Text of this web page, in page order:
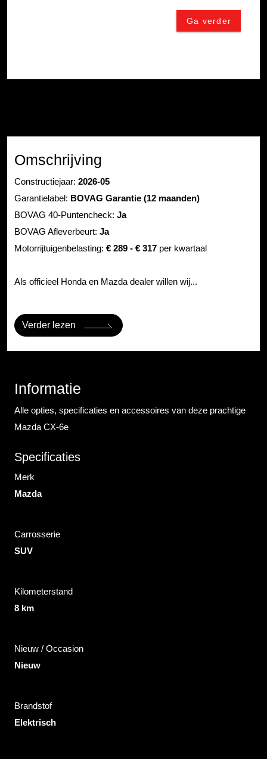
Omschrijving
Constructiejaar: 2026-05
Garantielabel: BOVAG Garantie (12 maanden)
BOVAG 40-Puntencheck: Ja
BOVAG Afleverbeurt: Ja
Motorrijtuigenbelasting: € 289 - € 317 per kwartaal
Als officieel Honda en Mazda dealer willen wij...
Verder lezen
Informatie
Alle opties, specificaties en accessoires van deze prachtige
Mazda CX-6e
Specificaties
Merk
Mazda
Carrosserie
SUV
Kilometerstand
8 km
Nieuw / Occasion
Nieuw
Brandstof
Elektrisch